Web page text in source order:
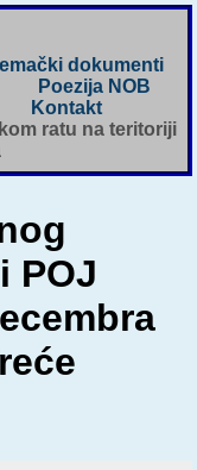
dokumenti
Poezija NOB
Kontakt
ratu na teritoriji
POJ